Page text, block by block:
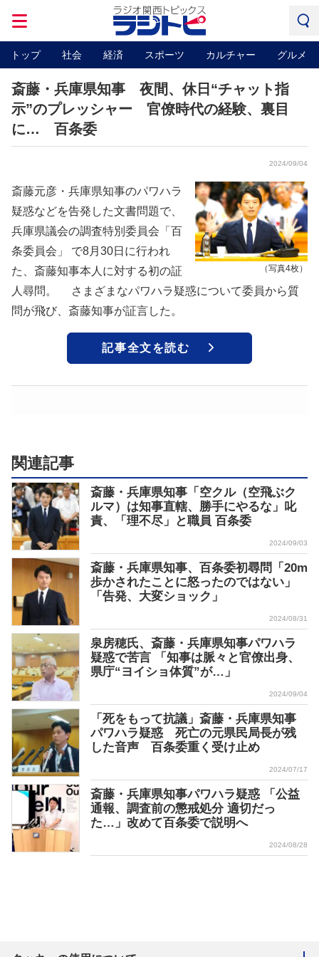
トップ 社会 経済 スポーツ カルチャー グルメ
斎藤・兵庫県知事 夜間、休日“チャット指
示”のプレッシャー 官僚時代の経験、裏目
に… 百条委
2024/09/04
（写真4枚）
斎藤元彦・兵庫県知事のパワハラ
疑惑などを告発した文書問題で、
兵庫県議会の調査特別委員会「百
条委員会」 で8月30日に行われ
た、斎藤知事本人に対する初の証
人尋問。 さまざまなパワハラ疑惑について委員から質
問が飛び、斎藤知事が証言した。
記事全文を読む
関連記事
斎藤・兵庫県知事「空クル（空飛ぶク
ルマ）は知事直轄、勝手にやるな」叱
責、「理不尽」と職員 百条委
2024/09/03
斎藤・兵庫県知事、百条委初尋問「20m
歩かされたことに怒ったのではない」
「告発、大変ショック」
2024/08/31
泉房穂氏、斎藤・兵庫県知事パワハラ
疑惑で苦言 「知事は脈々と官僚出身、
県庁“ヨイショ体質”が…」
2024/09/04
「死をもって抗議」斎藤・兵庫県知事
パワハラ疑惑 死亡の元県民局長が残
した音声 百条委重く受け止め
2024/07/17
斎藤・兵庫県知事パワハラ疑惑 「公益
通報、調査前の懲戒処分 適切だっ
た…」改めて百条委で説明へ
2024/08/28